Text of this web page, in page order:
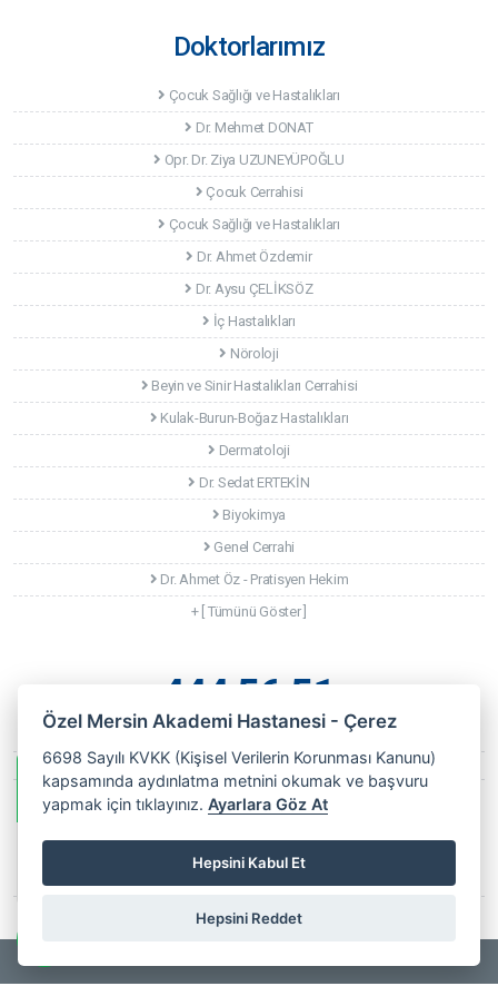
Whatsapp Bilgi Hattı
Online
Doktorlarımız
Çocuk Sağlığı ve Hastalıkları
Dr. Mehmet DONAT
Opr. Dr. Ziya UZUNEYÜPOĞLU
Çocuk Cerrahisi
Çocuk Sağlığı ve Hastalıkları
Dr. Ahmet Özdemir
Dr. Aysu ÇELİKSÖZ
İç Hastalıkları
Nöroloji
Beyin ve Sinir Hastalıkları Cerrahisi
Kulak-Burun-Boğaz Hastalıkları
Dermatoloji
Dr. Sedat ERTEKİN
Biyokimya
Genel Cerrahi
Dr. Ahmet Öz - Pratisyen Hekim
+ [ Tümünü Göster ]
444 56 51
info@mersinakademihastanesi.com
Menteş Mah. Barbaros Cd. 140.Sk No:105 ( Forum AVM 500m
Kuzeyi ) Mersin
Son Güncellenme Tarihi: 22 Temmuz 2026 Çarşamba
Özel Mersin Akademi Hastanesi - Çerez
6698 Sayılı KVKK (Kişisel Verilerin Korunması Kanunu)
kapsamında aydınlatma metnini okumak ve başvuru
yapmak için tıklayınız.Ayarlara Göz At
Hepsini Kabul Et
Hepsini Reddet